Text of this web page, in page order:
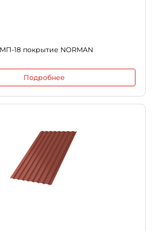
18 покрытие NORMAN
Подробнее